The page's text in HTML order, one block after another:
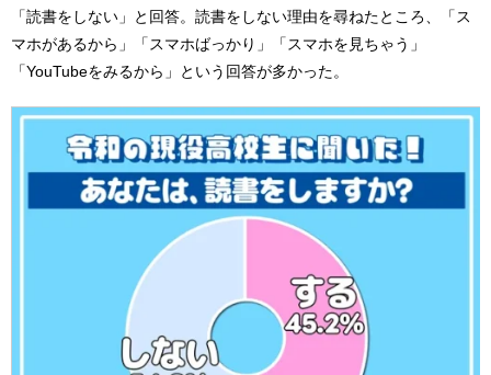
「読書をしない」と回答。読書をしない理由を尋ねたところ、「ス
マホがあるから」「スマホばっかり」「スマホを見ちゃう」
「YouTubeをみるから」という回答が多かった。